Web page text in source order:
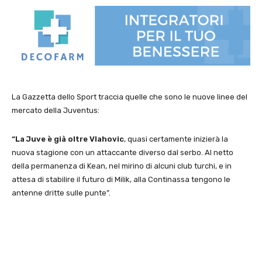
La Gazzetta dello Sport traccia quelle che sono le nuove linee del
mercato della Juventus:
“La Juve è già oltre Vlahovic, quasi certamente inizierà la
nuova stagione con un attaccante diverso dal serbo. Al netto
della permanenza di Kean, nel mirino di alcuni club turchi, e in
attesa di stabilire il futuro di Milik, alla Continassa tengono le
antenne dritte sulle punte”.